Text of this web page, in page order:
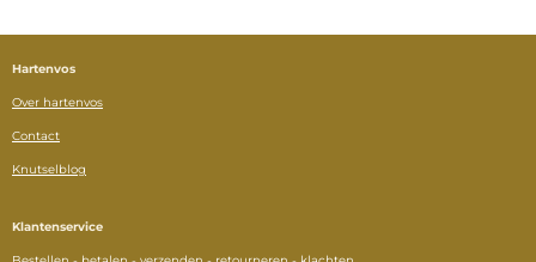
Hartenvos
Over hartenvos
Contact
Knutselblog
Klantenservice